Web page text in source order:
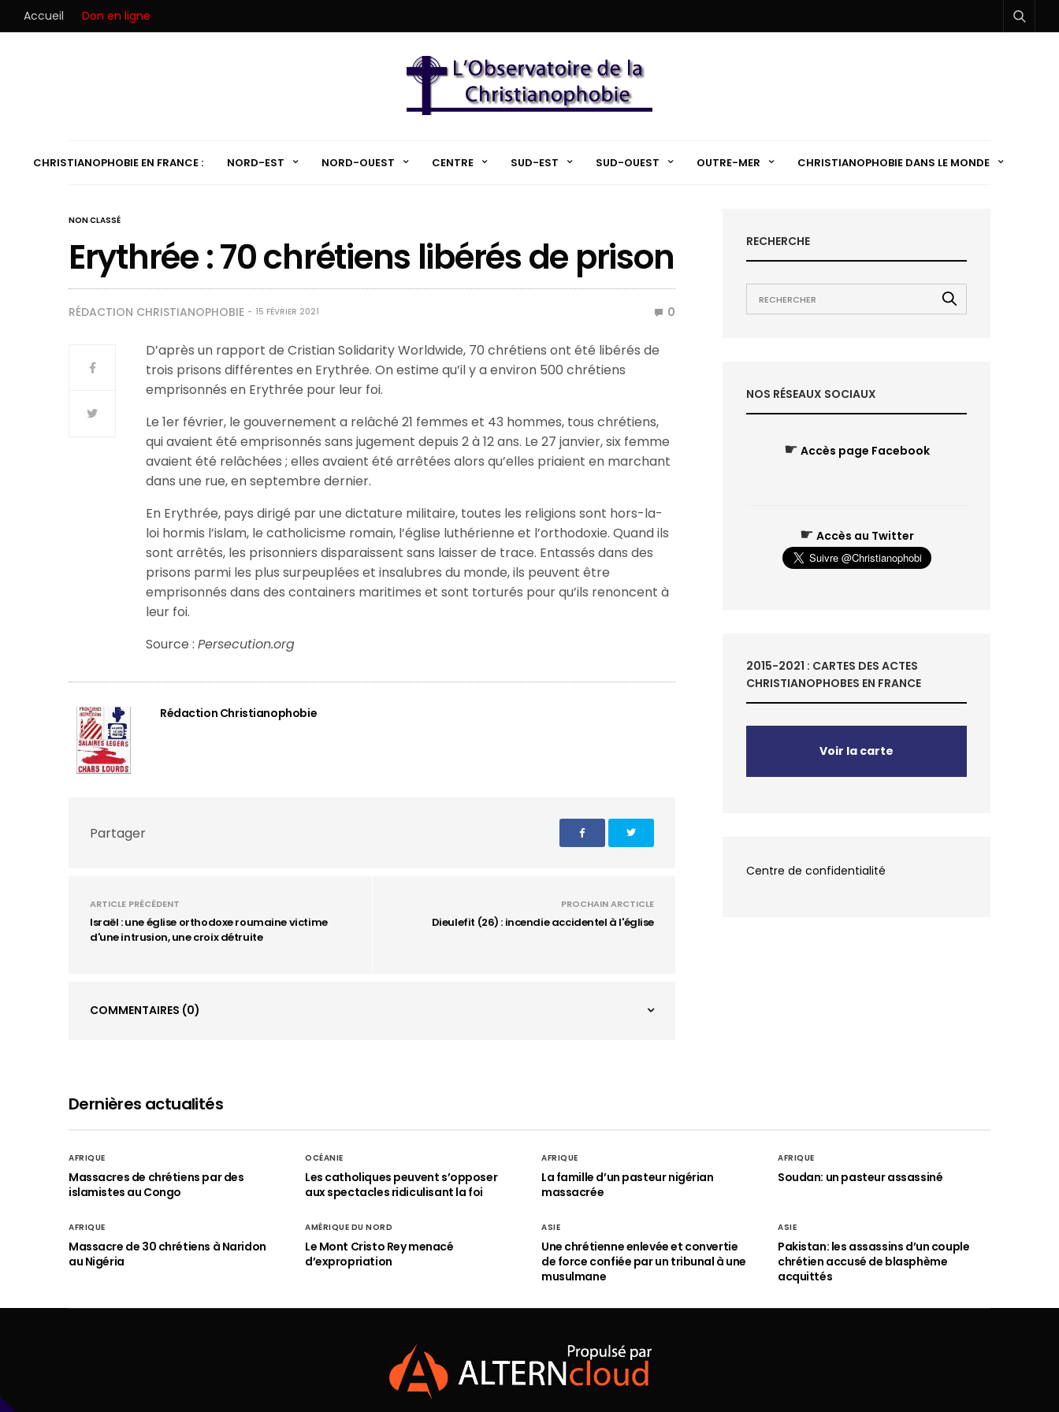
Accueil Don en ligne
CHRISTIANOPHOBIE EN FRANCE : NORD-EST NORD-OUEST CENTRE SUD-EST SUD-OUEST OUTRE-MER CHRISTIANOPHOBIE DANS LE MONDE
NON CLASSÉ
Erythrée : 70 chrétiens libérés de prison
RÉDACTION CHRISTIANOPHOBIE 15 FÉVRIER 2021 0
D’après un rapport de Cristian Solidarity Worldwide, 70 chrétiens ont été libérés de
trois prisons différentes en Erythrée. On estime qu’il y a environ 500 chrétiens
emprisonnés en Erythrée pour leur foi.
Le 1er février, le gouvernement a relâché 21 femmes et 43 hommes, tous chrétiens,
qui avaient été emprisonnés sans jugement depuis 2 à 12 ans. Le 27 janvier, six femme
avaient été relâchées ; elles avaient été arrêtées alors qu’elles priaient en marchant
dans une rue, en septembre dernier.
En Erythrée, pays dirigé par une dictature militaire, toutes les religions sont hors-la-
loi hormis l’islam, le catholicisme romain, l’église luthérienne et l’orthodoxie. Quand ils
sont arrêtés, les prisonniers disparaissent sans laisser de trace. Entassés dans des
prisons parmi les plus surpeuplées et insalubres du monde, ils peuvent être
emprisonnés dans des containers maritimes et sont torturés pour qu’ils renoncent à
leur foi.
Source :Persecution.org
Rédaction Christianophobie
Partager
ARTICLE PRÉCÉDENT
Israël : une église orthodoxe roumaine victime
d'une intrusion, une croix détruite
PROCHAIN ARCTICLE
Dieulefit (26) : incendie accidentel à l'église
COMMENTAIRES (0)
RECHERCHE
NOS RÉSEAUX SOCIAUX
☛ Accès page Facebook
☛ Accès au Twitter
2015-2021 : CARTES DES ACTES
CHRISTIANOPHOBES EN FRANCE
Voir la carte
Centre de confidentialité
Dernières actualités
AFRIQUE
Massacres de chrétiens par des
islamistes au Congo
OCÉANIE
Les catholiques peuvent s’opposer
aux spectacles ridiculisant la foi
AFRIQUE
La famille d’un pasteur nigérian
massacrée
AFRIQUE
Soudan: un pasteur assassiné
AFRIQUE
Massacre de 30 chrétiens à Naridon
au Nigéria
AMÉRIQUE DU NORD
Le Mont Cristo Rey menacé
d’expropriation
ASIE
Une chrétienne enlevée et convertie
de force confiée par un tribunal à une
musulmane
ASIE
Pakistan: les assassins d’un couple
chrétien accusé de blasphème
acquittés